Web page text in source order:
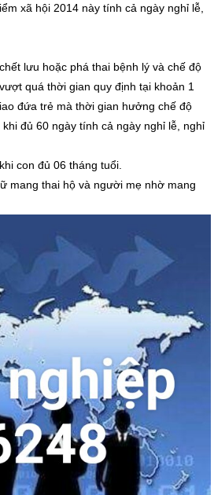
xã hội 2014 này tính cả ngày nghỉ lễ,
lưu hoặc phá thai bệnh lý và chế độ
quá thời gian quy định tại khoản 1
đứa trẻ mà thời gian hưởng chế độ
đủ 60 ngày tính cả ngày nghỉ lễ, nghỉ
con đủ 06 tháng tuổi.
mang thai hộ và người mẹ nhờ mang